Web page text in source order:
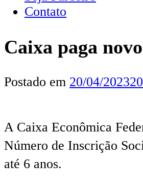
Contato
Caixa paga
Postado em 20/04/2023
A Caixa Econômica
Número de Inscrição
até 6 anos.